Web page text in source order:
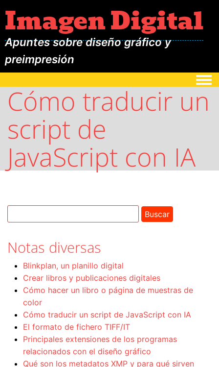
Imagen Digital
Apuntes sobre diseño gráfico y
preimpresión
Cómo traducir un
script de
JavaScript con IA
Notas diversas
Blinkplan, un planillo digital
Crear libros y publicaciones digitales
Cómo hacer un libro o página de muestras de
color
Cómo traducir un script de JavaScript con IA
El formato de fichero TIFF/IT
Principales extensiones de los programas
relacionados con el diseño gráfico
Qué son los metadatos XMP y para qué sirven